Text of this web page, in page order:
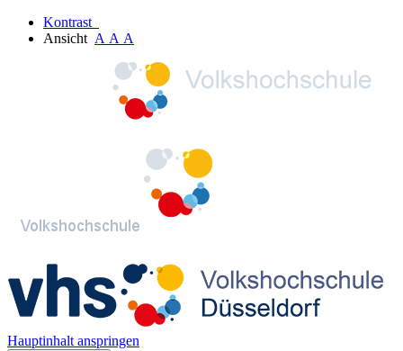
Kontrast
Ansicht A A A
Hauptinhalt anspringen